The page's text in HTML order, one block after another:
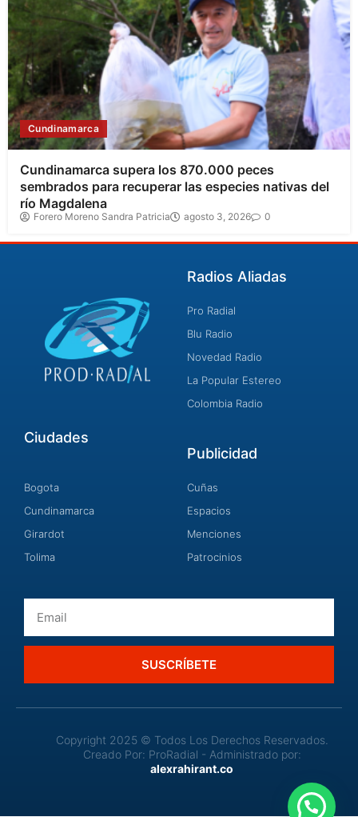
Cundinamarca
Cundinamarca supera los 870.000 peces
sembrados para recuperar las especies nativas del
río Magdalena
Forero Moreno Sandra Patricia agosto 3, 2026 0
Radios Aliadas
Pro Radial
Blu Radio
Novedad Radio
La Popular Estereo
Colombia Radio
Ciudades
Bogota
Cundinamarca
Girardot
Tolima
Publicidad
Cuñas
Espacios
Menciones
Patrocinios
SUSCRÍBETE
Copyright 2025 © Todos Los Derechos Reservados.
Creado Por: ProRadial - Administrado por:
alexrahirant.co